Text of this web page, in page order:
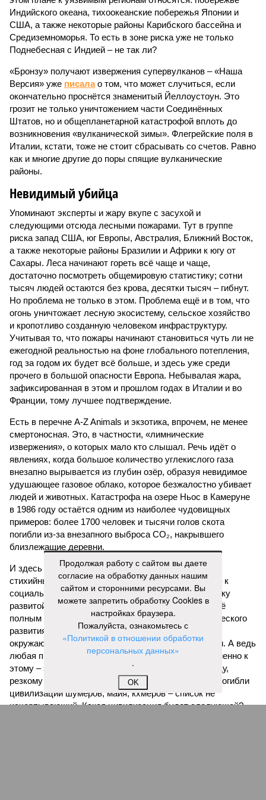
Индийского океана, тихо­океанские побережья Японии и
США, а также некоторые районы Карибского бассейна и
Средиземноморья. То есть в зоне риска уже не только
Поднебесная с Индией – не так ли?
«Бронзу» получают извержения супервулканов – «Наша
Версия» уже писалао том, что может случиться, если
окончательно проснётся знаменитый Йеллоустоун. Это
грозит не только уничтожением части Соединённых
Штатов, но и общепланетарной катастрофой вплоть до
возникновения «вулканической зимы». Флегрейские поля в
Италии, кстати, тоже не стоит сбрасывать со счетов. Равно
как и многие другие до поры спящие вулканические
районы.
Невидимый убийца
Упоминают эксперты и жару вкупе с засухой и
следующими отсюда лесными пожарами. Тут в группе
риска запад США, юг Европы, Австралия, Ближний Восток,
а также некоторые районы Бразилии и Африки к югу от
Сахары. Леса начинают гореть всё чаще и чаще,
достаточно посмотреть общемировую статистику; сотни
тысяч людей остаются без крова, десятки тысяч – гибнут.
Но проблема не только в этом. Проблема ещё и в том, что
огонь уничтожает лесную экосистему, сельское хозяйство
и кропотливо созданную человеком инфраструктуру.
Учитывая то, что пожары начинают становиться чуть ли не
ежегодной реальностью на фоне глобального потепления,
год за годом их будет всё больше, и здесь уже среди
прочего в большой опасности Европа. Небывалая жара,
зафиксированная в этом и прошлом годах в Италии и во
Франции, тому лучшее подтверждение.
Есть в перечне A-Z Animals и экзотика, впрочем, не менее
смертоносная. Это, в частности, «лимнические
извержения», о которых мало кто слышал. Речь идёт о
явлениях, когда большое количество углекислого газа
внезапно вырывается из глубин озёр, образуя невидимое
удушающее газовое облако, которое безжалостно убивает
людей и животных. Катастрофа на озере Ньос в Камеруне
в 1986 году остаётся одним из наиболее чудовищных
примеров: более 1700 человек и тысячи голов скота
погибли из-за внезапного выброса CO₂, накрывшего
близлежащие деревни.
И здесь мы плавно подходим к тому, чем все эти
стихийные бедствия могут закончиться. А именно – к
социальному коллапсу, то есть фактическому упадку
развитой цивилизации, зачастую с последующим её
полным уничтожением. Среди причин такого трагического
развития событий учёные называют деградацию
окружающей среды, истощение ресурсов и болезни. А ведь
любая природная катастрофа непременно ведёт именно к
этому – экономическому кризису, эпидемиям, голоду,
резкому сокращению численности населения. Так погибли
цивилизации шумеров, майя, кхмеров – список не
исчерпывающий. Какая цивилизация будет следующей?
Продолжая работу с сайтом вы даете
согласие на обработку данных нашим
сайтом и сторонними ресурсами. Вы
можете запретить обработку Cookies в
настройках браузера.
Пожалуйста, ознакомьтесь с
«Политикой в отношении обработки
персональных данных»
.
OK